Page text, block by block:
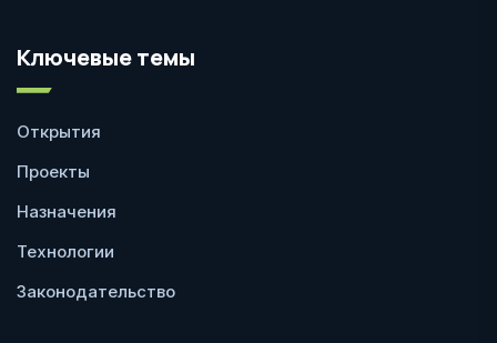
Ключевые темы
Открытия
Проекты
Назначения
Технологии
Законодательство